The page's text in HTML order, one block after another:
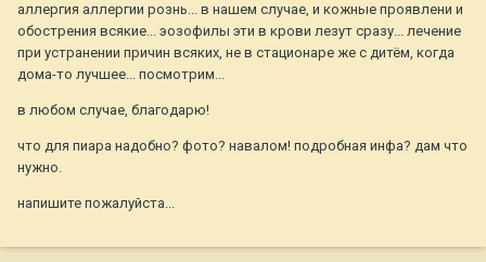
аллергия аллергии рознь... в нашем случае, и кожные проявлени и
обострения всякие... эозофилы эти в крови лезут сразу... лечение
при устранении причин всяких, не в стационаре же с дитём, когда
дома-то лучшее... посмотрим...
в любом случае, благодарю!
что для пиара надобно? фото? навалом! подробная инфа? дам что
нужно.
напишите пожалуйста...